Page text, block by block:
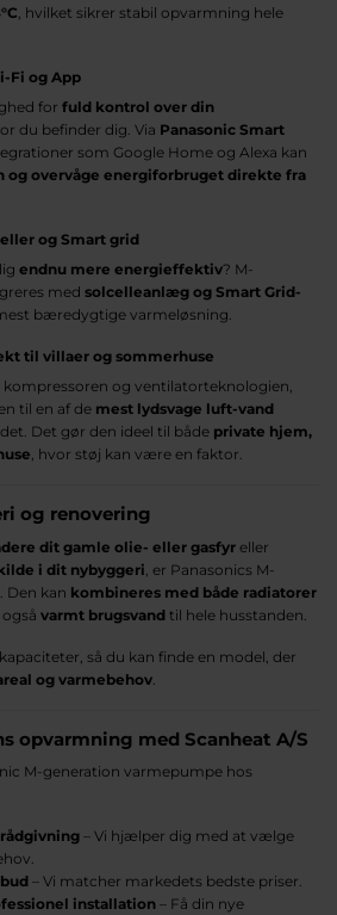
, hvilket sikrer stabil opvarmning hele
Fi og App
for fuld kontrol over din
du befinder dig. Via Panasonic Smart
som Google Home og Alexa kan
og overvåge energiforbruget direkte fra
og Smart grid
endnu mere energieffektiv? M-
med solcelleanlæg og Smart Grid-
bæredygtige varmeløsning.
til villaer og sommerhuse
og ventilatorteknologien,
til en af de mest lydsvage luft-vand
Det gør den ideel til både private hjem,
, hvor støj kan være en faktor.
og renovering
dit gamle olie- eller gasfyr eller
i dit nybyggeri , er Panasonics M-
Den kan kombineres med både radiatorer
varmt brugsvand til hele husstanden.
så du kan finde en model, der
og varmebehov
opvarmning med Scanheat A/S
M-generation varmepumpe hos
– Vi hjælper dig med at vælge
– Vi matcher markedets bedste priser.
installation – Få din nye